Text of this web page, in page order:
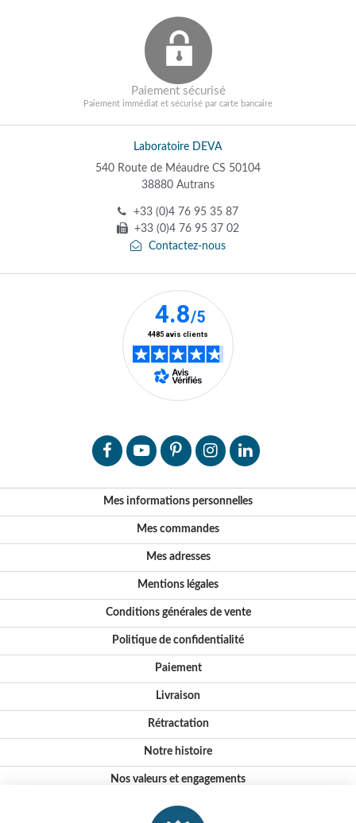
Paiement sécurisé
Paiement immédiat et sécurisé par carte bancaire
Laboratoire DEVA
540 Route de Méaudre CS 50104
38880 Autrans
+33 (0)4 76 95 35 87
+33 (0)4 76 95 37 02
Contactez-nous
Mes informations personnelles
Mes commandes
Mes adresses
Mentions légales
Conditions générales de vente
Politique de confidentialité
Paiement
Livraison
Rétractation
Notre histoire
Nos valeurs et engagements
Conseils